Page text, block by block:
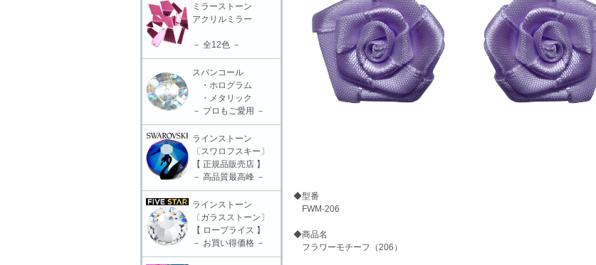
◆型番
FWM-206
◆商品名
フラワーモチーフ（206）
ミラーストーン
アクリルミラー
－ 全12色 －
スパンコール
・ホログラム
・メタリック
－ プロもご愛用 －
ラインストーン
〔スワロフスキー〕
【 正規品販売店 】
－ 高品質最高峰 －
ラインストーン
〔ガラスストーン〕
【 ロープライス 】
－ お買い得価格 －